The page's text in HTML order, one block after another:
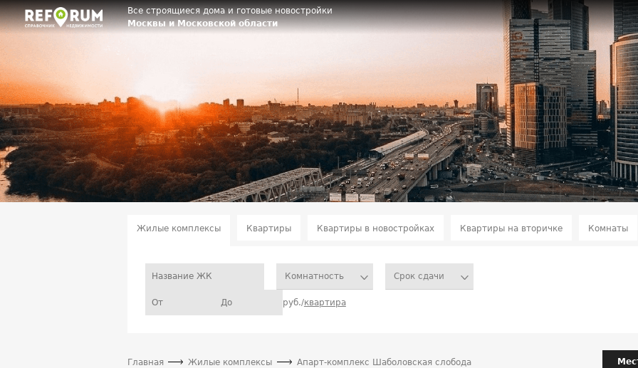
Все строящиеся дома и готовые новостройки
Москвы и Московской области
Жилые комплексы Квартиры Квартиры в новостройках Квартиры на вторичке Комнаты
Комнатность Срок сдачи
руб./квартира
Главная Жилые комплексы Апарт-комплекс Шаболовская слобода